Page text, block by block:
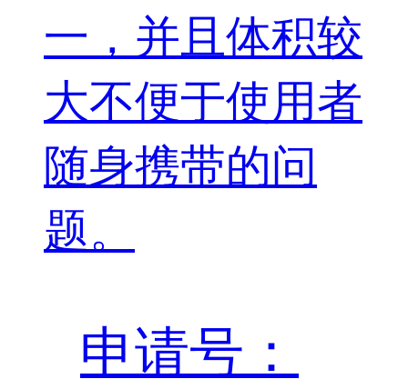
一，并且体积较
大不便于使用者
随身携带的问
题。
申请号：